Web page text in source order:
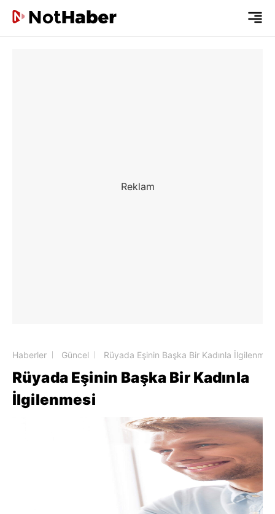
Haberler Güncel Rüyada Eşinin Başka Bir Kadınla İlgilenmesi
Rüyada Eşinin Başka Bir Kadınla
İlgilenmesi